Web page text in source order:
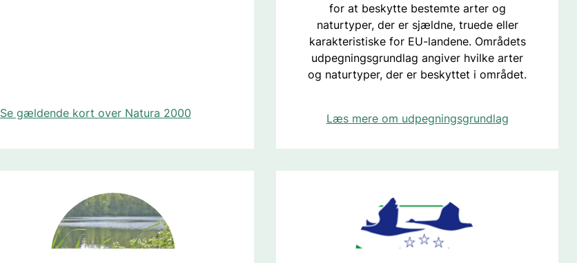
Se gældende kort over Natura 2000
for at beskytte bestemte arter og
naturtyper, der er sjældne, truede eller
karakteristiske for EU-landene. Områdets
udpegningsgrundlag angiver hvilke arter
og naturtyper, der er beskyttet i området.
Læs mere om udpegningsgrundlag